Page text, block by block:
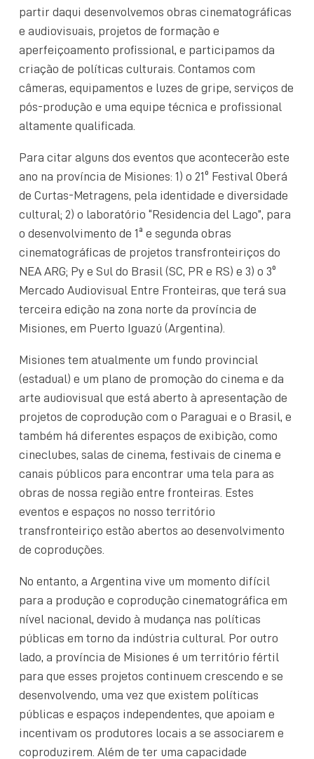
partir daqui desenvolvemos obras cinematográficas
e audiovisuais, projetos de formação e
aperfeiçoamento profissional, e participamos da
criação de políticas culturais. Contamos com
câmeras, equipamentos e luzes de gripe, serviços de
pós-produção e uma equipe técnica e profissional
altamente qualificada.
Para citar alguns dos eventos que acontecerão este
ano na província de Misiones: 1) o 21º Festival Oberá
de Curtas-Metragens, pela identidade e diversidade
cultural; 2) o laboratório “Residencia del Lago”, para
o desenvolvimento de 1ª e segunda obras
cinematográficas de projetos transfronteiriços do
NEA ARG; Py e Sul do Brasil (SC, PR e RS) e 3) o 3º
Mercado Audiovisual Entre Fronteiras, que terá sua
terceira edição na zona norte da província de
Misiones, em Puerto Iguazú (Argentina).
Misiones tem atualmente um fundo provincial
(estadual) e um plano de promoção do cinema e da
arte audiovisual que está aberto à apresentação de
projetos de coprodução com o Paraguai e o Brasil, e
também há diferentes espaços de exibição, como
cineclubes, salas de cinema, festivais de cinema e
canais públicos para encontrar uma tela para as
obras de nossa região entre fronteiras. Estes
eventos e espaços no nosso território
transfronteiriço estão abertos ao desenvolvimento
de coproduções.
No entanto, a Argentina vive um momento difícil
para a produção e coprodução cinematográfica em
nível nacional, devido à mudança nas políticas
públicas em torno da indústria cultural. Por outro
lado, a província de Misiones é um território fértil
para que esses projetos continuem crescendo e se
desenvolvendo, uma vez que existem políticas
públicas e espaços independentes, que apoiam e
incentivam os produtores locais a se associarem e
coproduzirem. Além de ter uma capacidade